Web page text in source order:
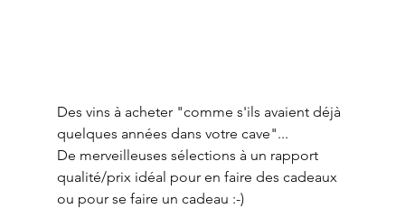
Des vins à acheter "comme s'ils avaient déjà
quelques années dans votre cave"...
De merveilleuses sélections à un rapport
qualité/prix idéal pour en faire des cadeaux
ou pour se faire un cadeau :-)